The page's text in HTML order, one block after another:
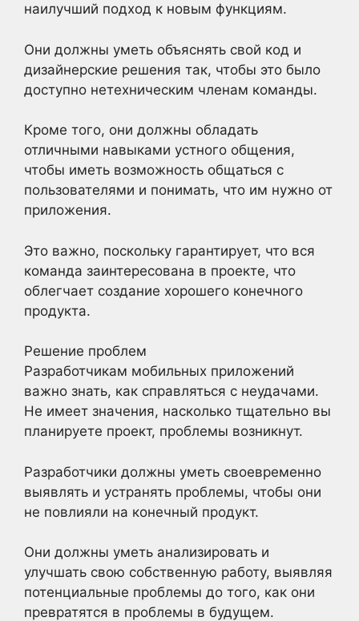
наилучший подход к новым функциям.
Они должны уметь объяснять свой код и
дизайнерские решения так, чтобы это было
доступно нетехническим членам команды.
Кроме того, они должны обладать
отличными навыками устного общения,
чтобы иметь возможность общаться с
пользователями и понимать, что им нужно от
приложения.
Это важно, поскольку гарантирует, что вся
команда заинтересована в проекте, что
облегчает создание хорошего конечного
продукта.
Решение проблем
Разработчикам мобильных приложений
важно знать, как справляться с неудачами.
Не имеет значения, насколько тщательно вы
планируете проект, проблемы возникнут.
Разработчики должны уметь своевременно
выявлять и устранять проблемы, чтобы они
не повлияли на конечный продукт.
Они должны уметь анализировать и
улучшать свою собственную работу, выявляя
потенциальные проблемы до того, как они
превратятся в проблемы в будущем.